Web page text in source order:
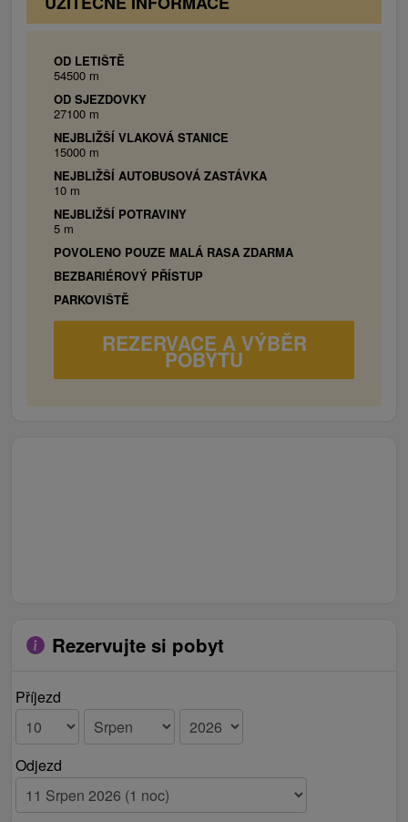
OD LETIŠTĚ
54500 m
OD SJEZDOVKY
27100 m
NEJBLIŽŠÍ VLAKOVÁ STANICE
15000 m
NEJBLIŽŠÍ AUTOBUSOVÁ ZASTÁVKA
10 m
NEJBLIŽŠÍ POTRAVINY
5 m
POVOLENO POUZE MALÁ RASA ZDARMA
BEZBARIÉROVÝ PŘÍSTUP
PARKOVIŠTĚ
REZERVACE A VÝBĚR
POBYTU
Rezervujte si pobyt
Příjezd
Odjezd